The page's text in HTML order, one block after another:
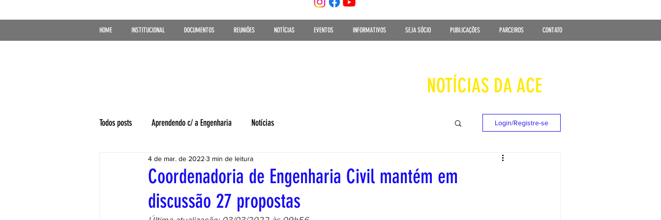
HOME INSTITUCIONAL DOCUMENTOS REUNIÕES NOTÍCIAS EVENTOS INFORMATIVOS SEJA SÓCIO PUBLICAÇÕES PARCEIROS CONTATO
NOTÍCIAS DA ACE
Todos posts Aprendendo c/ a Engenharia Notícias Login/Registre-se
Coordenadoria de Engenharia Civil mantém em
discussão 27 propostas
4 de mar. de 2022 3 min de leitura